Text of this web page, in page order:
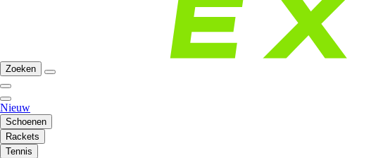
Zoeken
Nieuw
Schoenen
Rackets
Tennis